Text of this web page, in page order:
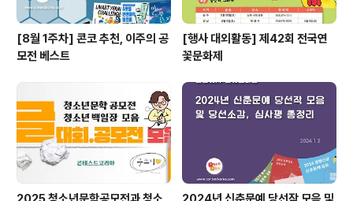
[8월 1주차] 콘코 추천, 이주의 공
모전 베스트
[행사 대외활동] 제42회 전국연
꽃문화제